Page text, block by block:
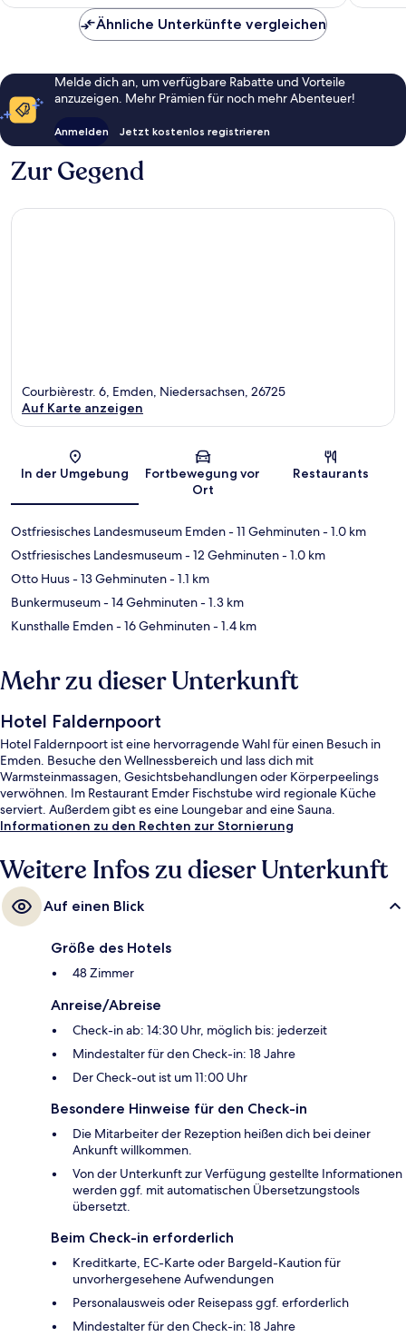
Ähnliche Unterkünfte vergleichen
Melde dich an, um verfügbare Rabatte und Vorteile
anzuzeigen. Mehr Prämien für noch mehr Abenteuer!
Anmelden Jetzt kostenlos registrieren
Zur Gegend
Karte
Courbièrestr. 6, Emden, Niedersachsen, 26725
Auf Karte anzeigen
In der Umgebung
Fortbewegung vor
Ort
Restaurants
Ostfriesisches Landesmuseum Emden- 11 Gehminuten- 1.0 km
Ostfriesisches Landesmuseum- 12 Gehminuten- 1.0 km
Otto Huus- 13 Gehminuten- 1.1 km
Bunkermuseum- 14 Gehminuten- 1.3 km
Kunsthalle Emden- 16 Gehminuten- 1.4 km
Mehr zu dieser Unterkunft
Hotel Faldernpoort
Hotel Faldernpoort ist eine hervorragende Wahl für einen Besuch in
Emden. Besuche den Wellnessbereich und lass dich mit
Warmsteinmassagen, Gesichtsbehandlungen oder Körperpeelings
verwöhnen. Im Restaurant Emder Fischstube wird regionale Küche
serviert. Außerdem gibt es eine Loungebar and eine Sauna.
Informationen zu den Rechten zur Stornierung
Weitere Infos zu dieser Unterkunft
Auf einen Blick
Größe des Hotels
48 Zimmer
Anreise/Abreise
Check-in ab: 14:30 Uhr, möglich bis: jederzeit
Mindestalter für den Check-in: 18 Jahre
Der Check-out ist um 11:00 Uhr
Besondere Hinweise für den Check-in
Die Mitarbeiter der Rezeption heißen dich bei deiner
Ankunft willkommen.
Von der Unterkunft zur Verfügung gestellte Informationen
werden ggf. mit automatischen Übersetzungstools
übersetzt.
Beim Check-in erforderlich
Kreditkarte, EC-Karte oder Bargeld-Kaution für
unvorhergesehene Aufwendungen
Personalausweis oder Reisepass ggf. erforderlich
Mindestalter für den Check-in: 18 Jahre